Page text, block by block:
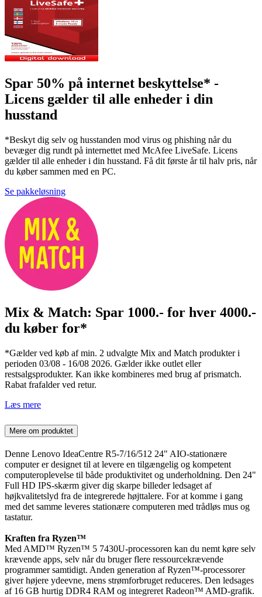
Spar 50% på internet beskyttelse* -
Licens gælder til alle enheder i din
husstand
*Beskyt dig selv og husstanden mod virus og phishing når du
bevæger dig rundt på internettet med McAfee LiveSafe. Licens
gælder til alle enheder i din husstand. Få dit første år til halv pris, når
du køber sammen med en PC.
Se pakkeløsning
Mix & Match: Spar 1000.- for hver 4000.-
du køber for*
*Gælder ved køb af min. 2 udvalgte Mix and Match produkter i
perioden 03/08 - 16/08 2026. Gælder ikke outlet eller
restsalgsprodukter. Kan ikke kombineres med brug af prismatch.
Rabat frafalder ved retur.
Læs mere
Mere om produktet
Denne Lenovo IdeaCentre R5-7/16/512 24" AIO-stationære
computer er designet til at levere en tilgængelig og kompetent
computeroplevelse til både produktivitet og underholdning. Den 24"
Full HD IPS-skærm giver dig skarpe billeder ledsaget af
højkvalitetslyd fra de integrerede højttalere. For at komme i gang
med det samme leveres stationære computeren med trådløs mus og
tastatur.
Kraften fra Ryzen™
Med AMD™ Ryzen™ 5 7430U-processoren kan du nemt køre selv
krævende apps, selv når du bruger flere ressourcekrævende
programmer samtidigt. Anden generation af Ryzen™-processorer
giver højere ydeevne, mens strømforbruget reduceres. Den ledsages
af 16 GB hurtig DDR4 RAM og integreret Radeon™ AMD-grafik.